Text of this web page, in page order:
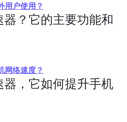
用户使用？
？它的主要功能和
网络速度？
，它如何提升手机